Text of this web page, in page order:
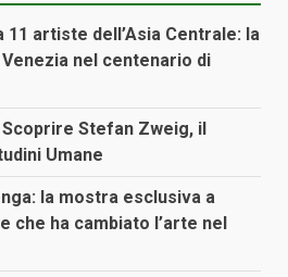
artiste dell’Asia Centrale: la
nel centenario di
Stefan Zweig, il
Umane
la mostra esclusiva a
che ha cambiato l’arte nel